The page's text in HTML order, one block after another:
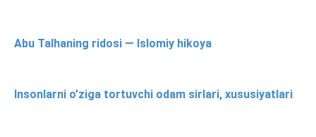
Abu Talhaning ridosi — Islomiy hikoya
Insonlarni o’ziga tortuvchi odam sirlari, xususiyatlari